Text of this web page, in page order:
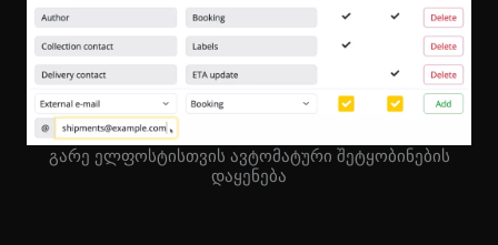
გარე ელფოსტისთვის ავტომატური შეტყობინების
დაყენება